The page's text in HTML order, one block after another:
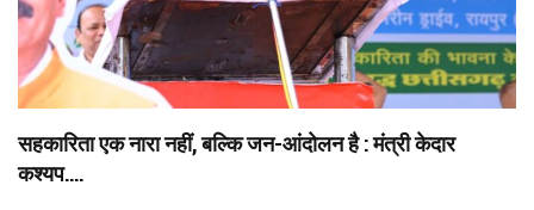
सहकारिता एक नारा नहीं, बल्कि जन-आंदोलन है : मंत्री केदार
कश्यप….